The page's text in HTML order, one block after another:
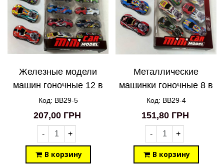
Железные модели
машин гоночные 12 в
1 BB29-5
Код: BB29-5
207,00 ГРН
- +
В корзину
Металлические
машинки гоночные 8 в
1 BB29-4
Код: BB29-4
151,80 ГРН
- +
В корзину